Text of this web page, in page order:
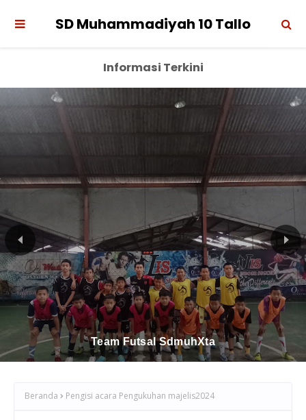
SD Muhammadiyah 10 Tallo
Informasi Terkini
Team Futsal SdmuhXta
Beranda Pengisi acara Pengukuhan majelis2024